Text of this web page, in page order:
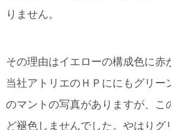
りません。
その理由はイエローの構成色に赤
当社アトリエのＨＰににもグリー
のマントの写真がありますが、こ
ど褪色しませんでした。やはりグ